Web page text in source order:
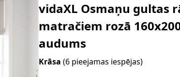
vidaXL Osmaņu gultas
matračiem rozā
audums
Krāsa(6 pieejamas iespējas)